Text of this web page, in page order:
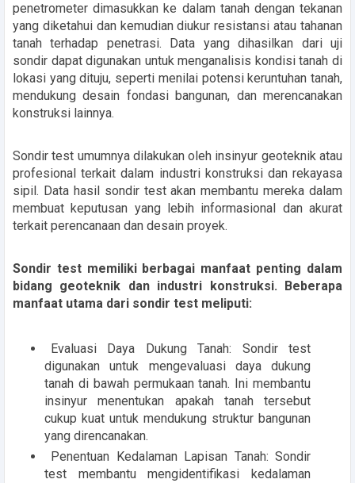
penetrometer dimasukkan ke dalam tanah dengan tekanan
yang diketahui dan kemudian diukur resistansi atau tahanan
tanah terhadap penetrasi. Data yang dihasilkan dari uji
sondir dapat digunakan untuk menganalisis kondisi tanah di
lokasi yang dituju, seperti menilai potensi keruntuhan tanah,
mendukung desain fondasi bangunan, dan merencanakan
konstruksi lainnya.
Sondir test umumnya dilakukan oleh insinyur geoteknik atau
profesional terkait dalam industri konstruksi dan rekayasa
sipil. Data hasil sondir test akan membantu mereka dalam
membuat keputusan yang lebih informasional dan akurat
terkait perencanaan dan desain proyek.
Sondir test memiliki berbagai manfaat penting dalam
bidang geoteknik dan industri konstruksi. Beberapa
manfaat utama dari sondir test meliputi:
Evaluasi Daya Dukung Tanah: Sondir test
digunakan untuk mengevaluasi daya dukung
tanah di bawah permukaan tanah. Ini membantu
insinyur menentukan apakah tanah tersebut
cukup kuat untuk mendukung struktur bangunan
yang direncanakan.
Penentuan Kedalaman Lapisan Tanah: Sondir
test membantu mengidentifikasi kedalaman